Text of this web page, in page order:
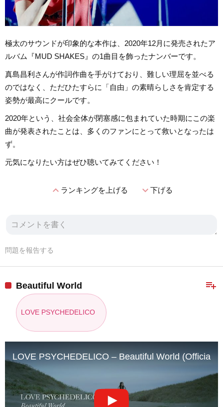
極太のサウンドが印象的な本作は、2020年12月に発売されたア
ルバム『MUD SHAKES』の1曲目を飾ったナンバーです。
真島昌利さんが作詞作曲を手がけており、難しい理屈を並べる
のではなく、ただひたすらに「自由」の素晴らしさを肯定する
姿勢が最高にクールです。
2020年という、社会全体が閉塞感に包まれていた時期にこの楽
曲が発表されたことは、多くのファンにとって救いとなったは
ず。
元気になりたい方はぜひ聴いてみてください！
expand_lessランキングを上げる expand_more下げる
問題を報告する
playlist_add
Beautiful World
LOVE PSYCHEDELICO
LOVE PSYCHEDELICO – Beautiful World (Official